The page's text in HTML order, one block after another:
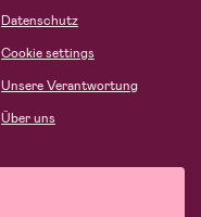
Datenschutz
Cookie settings
Unsere Verantwortung
Über uns